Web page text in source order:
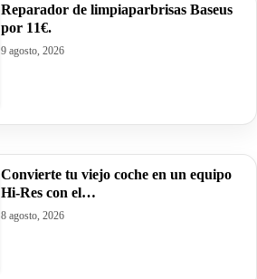
Reparador de limpiaparbrisas Baseus
por 11€.
9 agosto, 2026
Convierte tu viejo coche en un equipo
Hi-Res con el…
8 agosto, 2026